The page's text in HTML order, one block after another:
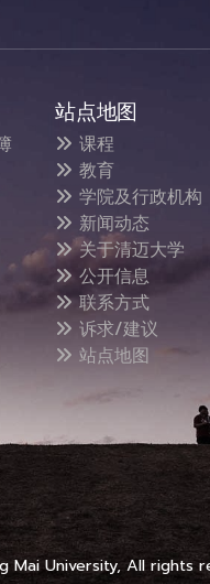
站点地图
课程
教育
学院及行政机构
新闻动态
关于清迈大学
公开信息
联系方式
诉求/建议
站点地图
Mai University, All rights